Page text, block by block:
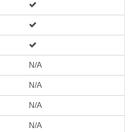
N/A
N/A
N/A
N/A